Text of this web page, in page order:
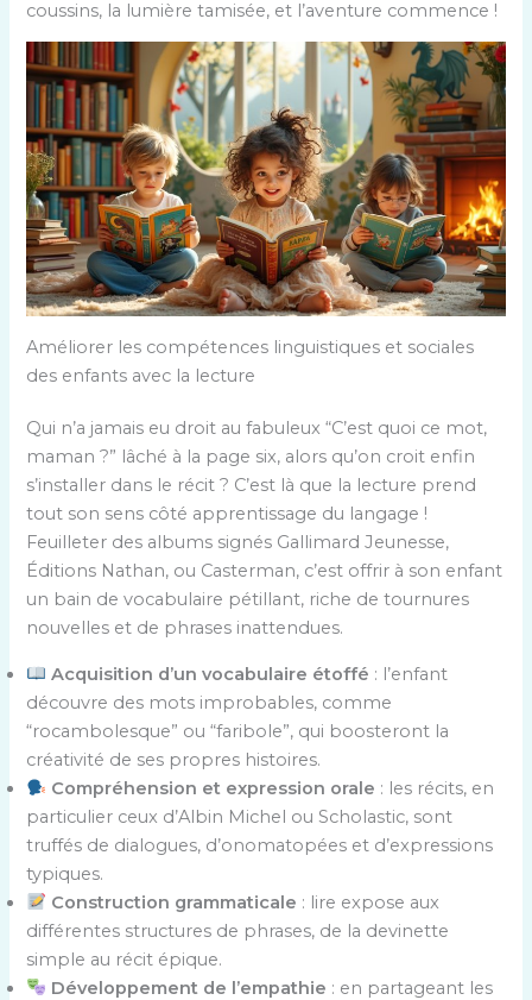
coussins, la lumière tamisée, et l’aventure commence !
Améliorer les compétences linguistiques et sociales
des enfants avec la lecture
Qui n’a jamais eu droit au fabuleux “C’est quoi ce mot,
maman ?” lâché à la page six, alors qu’on croit enfin
s’installer dans le récit ? C’est là que la lecture prend
tout son sens côté apprentissage du langage !
Feuilleter des albums signés Gallimard Jeunesse,
Éditions Nathan, ou Casterman, c’est offrir à son enfant
un bain de vocabulaire pétillant, riche de tournures
nouvelles et de phrases inattendues.
Acquisition d’un vocabulaire étoffé : l’enfant
découvre des mots improbables, comme
“rocambolesque” ou “faribole”, qui boosteront la
créativité de ses propres histoires.
Compréhension et expression orale : les récits, en
particulier ceux d’Albin Michel ou Scholastic, sont
truffés de dialogues, d’onomatopées et d’expressions
typiques.
Construction grammaticale : lire expose aux
différentes structures de phrases, de la devinette
simple au récit épique.
Développement de l’empathie : en partageant les